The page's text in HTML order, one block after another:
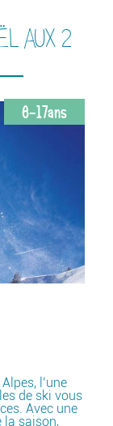
AUX 2
6-17ans
l’une
de ski vous
Avec une
la saison,